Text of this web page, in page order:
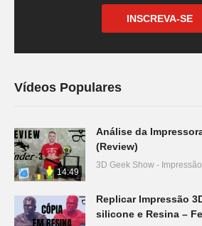
INSCREVA-SE
Vídeos Populares
14:49
Análise da
(Review)
3D Geek Show -
Replicar Impressão
silicone e Resina –